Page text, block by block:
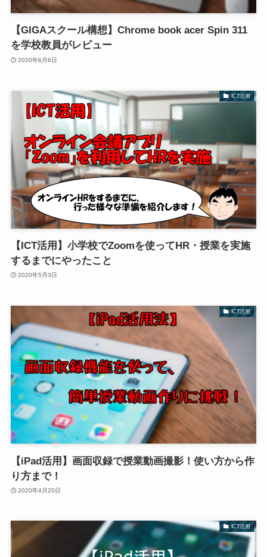
【GIGAスクール構想】Chrome book acer Spin 311
を学校教員がレビュー
2020年6月6日
ICT活用
【ICT活用】小学校でZoomを使ってHR・授業を実施
するまでにやったこと
2020年5月3日
ICT活用
【iPad活用】画面収録で授業動画撮影！使い方から作
り方まで！
2020年4月20日
ICT活用